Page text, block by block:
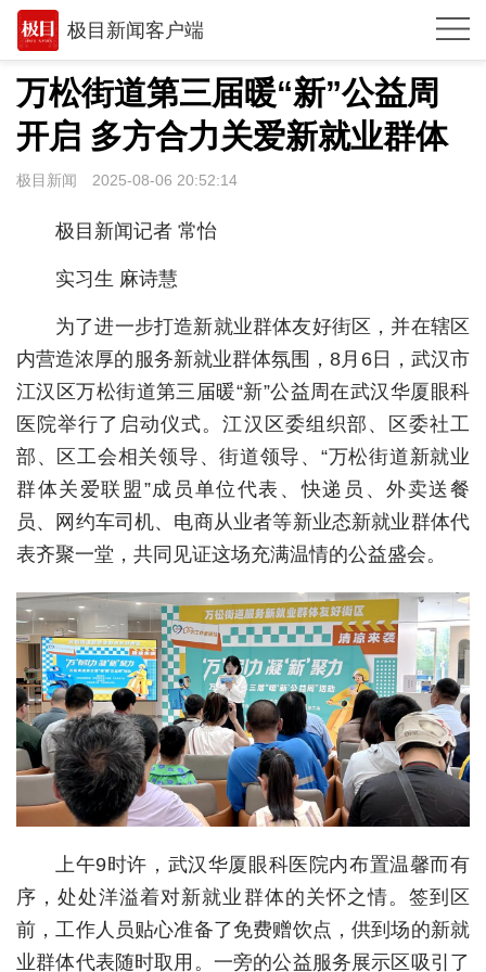
极目新闻客户端
推荐
观点
时政
环球
专题
极客圈
经济
城建
科教
健康
悠游
相亲
汽车
房产
文化
万松街道第三届暖“新”公益周
开启 多方合力关爱新就业群体
极目新闻 2025-08-06 20:52:14
极目新闻记者 常怡
实习生 麻诗慧
为了进一步打造新就业群体友好街区，并在辖区
内营造浓厚的服务新就业群体氛围，8月6日，武汉市
江汉区万松街道第三届暖“新”公益周在武汉华厦眼科
医院举行了启动仪式。江汉区委组织部、区委社工
部、区工会相关领导、街道领导、“万松街道新就业
群体关爱联盟”成员单位代表、快递员、外卖送餐
员、网约车司机、电商从业者等新业态新就业群体代
表齐聚一堂，共同见证这场充满温情的公益盛会。
上午9时许，武汉华厦眼科医院内布置温馨而有
序，处处洋溢着对新就业群体的关怀之情。签到区
前，工作人员贴心准备了免费赠饮点，供到场的新就
业群体代表随时取用。一旁的公益服务展示区吸引了